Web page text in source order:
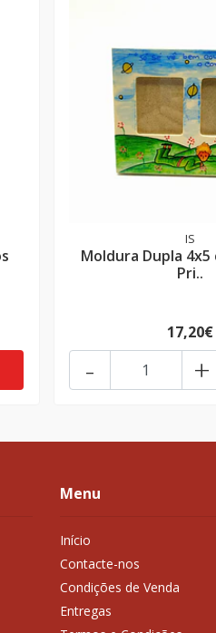
IS
Moldura Dupla
Pri..
17,20€
+
-
Menu
Início
Contacte-nos
Condições de Venda
Entregas